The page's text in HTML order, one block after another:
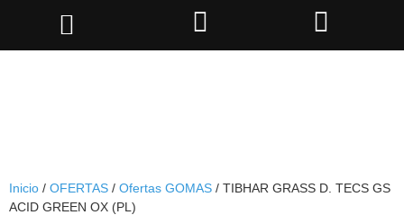
Inicio / OFERTAS / Ofertas GOMAS / TIBHAR GRASS D. TECS GS
ACID GREEN OX (PL)